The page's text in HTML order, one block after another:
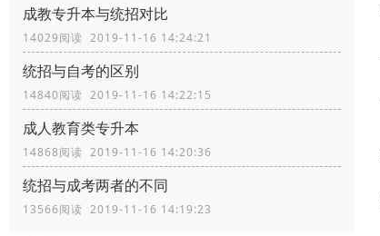
成教专升本与统招对比
14029阅读 2019-11-16 14:24:21
统招与自考的区别
14840阅读 2019-11-16 14:22:15
成人教育类专升本
14868阅读 2019-11-16 14:20:36
统招与成考两者的不同
13566阅读 2019-11-16 14:19:23